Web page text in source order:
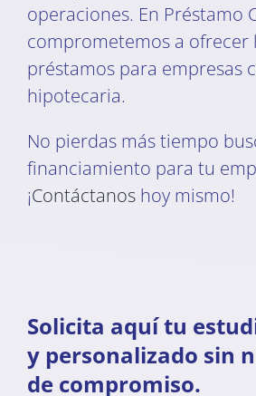
operaciones. En Préstamo
comprometemos a ofrecer
préstamos para empresas
hipotecaria.
No pierdas más tiempo
financiamiento para tu
¡Contáctanoshoy mismo!
Solicita aquí tu
y personalizado sin
de compromiso.